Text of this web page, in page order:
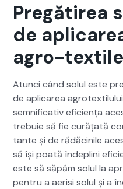
Pregătirea
de
agro-textile
Atun­ci când solul este
de apli­carea
sem­ni­fica­tiv efi­ciența
tre­buie să fie curățată
tante și de rădăcinile
să își poată îndepli­ni
este să săpăm solul la
pen­tru a aerisi solul și a